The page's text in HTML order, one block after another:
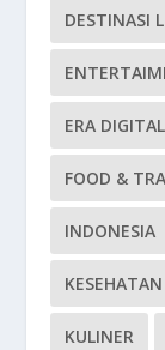
DESTINASI
ERA DIGITAL
FOOD &
INDONESIA
KULINER